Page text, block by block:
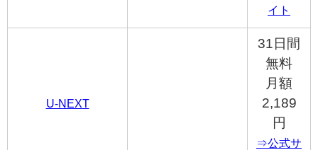
イト
U-NEXT
31日間
無料
月額
2,189
円
⇒公式サ